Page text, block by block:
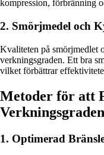
kompression, förbränning
2. Smörjmedel och
Kvaliteten på smörjmedlet
verkningsgraden. Ett bra
vilket förbättrar
Metoder för att
Verkningsgraden
1. Optimerad